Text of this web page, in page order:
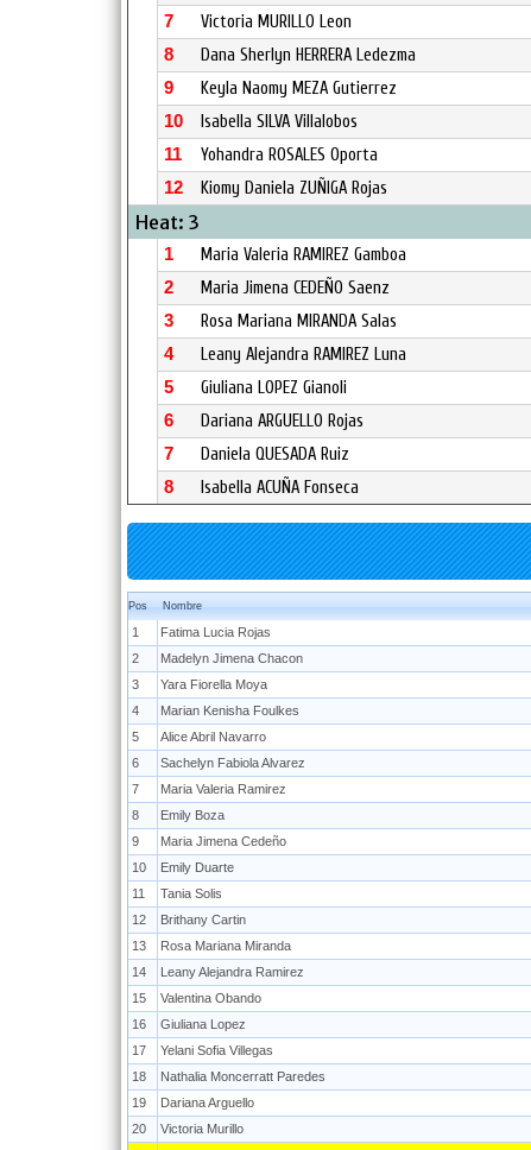
7 Victoria MURILLO Leon
8 Dana Sherlyn HERRERA Ledezma
9 Keyla Naomy MEZA Gutierrez
10 Isabella SILVA Villalobos
11 Yohandra ROSALES Oporta
12 Kiomy Daniela ZUÑIGA Rojas
Heat: 3
1 Maria Valeria RAMIREZ Gamboa
2 Maria Jimena CEDEÑO Saenz
3 Rosa Mariana MIRANDA Salas
4 Leany Alejandra RAMIREZ Luna
5 Giuliana LOPEZ Gianoli
6 Dariana ARGUELLO Rojas
7 Daniela QUESADA Ruiz
8 Isabella ACUÑA Fonseca
Pos Nombre
1 Fatima Lucia Rojas
2 Madelyn Jimena Chacon
3 Yara Fiorella Moya
4 Marian Kenisha Foulkes
5 Alice Abril Navarro
6 Sachelyn Fabiola Alvarez
7 Maria Valeria Ramirez
8 Emily Boza
9 Maria Jimena Cedeño
10 Emily Duarte
11 Tania Solis
12 Brithany Cartin
13 Rosa Mariana Miranda
14 Leany Alejandra Ramirez
15 Valentina Obando
16 Giuliana Lopez
17 Yelani Sofia Villegas
18 Nathalia Moncerratt Paredes
19 Dariana Arguello
20 Victoria Murillo